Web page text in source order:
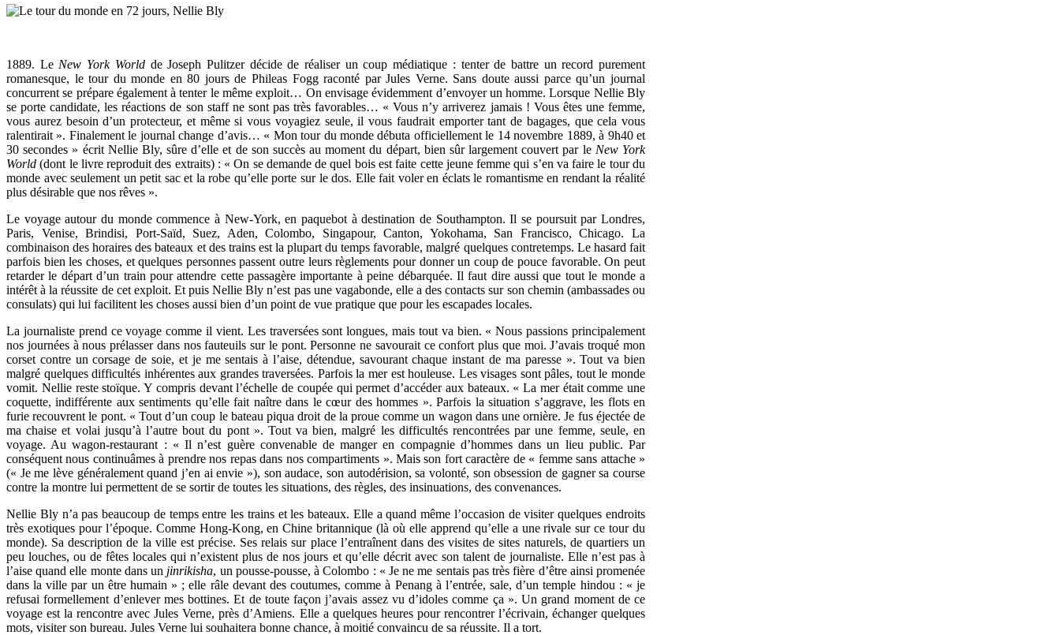
1889. Le New York Worldde Joseph Pulitzer décide de réaliser un coup médiatique : tenter de battre un record purement
romanesque, le tour du monde en 80 jours de Phileas Fogg raconté par Jules Verne. Sans doute aussi parce qu’un journal
concurrent se prépare également à tenter le même exploit… On envisage évidemment d’envoyer un homme. Lorsque Nellie Bly
se porte candidate, les réactions de son staff ne sont pas très favorables… « Vous n’y arriverez jamais ! Vous êtes une femme,
vous aurez besoin d’un protecteur, et même si vous voyagiez seule, il vous faudrait emporter tant de bagages, que cela vous
ralentirait ». Finalement le journal change d’avis… « Mon tour du monde débuta officiellement le 14 novembre 1889, à 9h40 et
30 secondes » écrit Nellie Bly, sûre d’elle et de son succès au moment du départ, bien sûr largement couvert par le New York
World (dont le livre reproduit des extraits) : « On se demande de quel bois est faite cette jeune femme qui s’en va faire le tour du
monde avec seulement un petit sac et la robe qu’elle porte sur le dos. Elle fait voler en éclats le romantisme en rendant la réalité
plus désirable que nos rêves ».
Le voyage autour du monde commence à New-York, en paquebot à destination de Southampton. Il se poursuit par Londres,
Paris, Venise, Brindisi, Port-Saïd, Suez, Aden, Colombo, Singapour, Canton, Yokohama, San Francisco, Chicago. La
combinaison des horaires des bateaux et des trains est la plupart du temps favorable, malgré quelques contretemps. Le hasard fait
parfois bien les choses, et quelques personnes passent outre leurs règlements pour donner un coup de pouce favorable. On peut
retarder le départ d’un train pour attendre cette passagère importante à peine débarquée. Il faut dire aussi que tout le monde a
intérêt à la réussite de cet exploit. Et puis Nellie Bly n’est pas une vagabonde, elle a des contacts sur son chemin (ambassades ou
consulats) qui lui facilitent les choses aussi bien d’un point de vue pratique que pour les escapades locales.
La journaliste prend ce voyage comme il vient. Les traversées sont longues, mais tout va bien. « Nous passions principalement
nos journées à nous prélasser dans nos fauteuils sur le pont. Personne ne savourait ce confort plus que moi. J’avais troqué mon
corset contre un corsage de soie, et je me sentais à l’aise, détendue, savourant chaque instant de ma paresse ». Tout va bien
malgré quelques difficultés inhérentes aux grandes traversées. Parfois la mer est houleuse. Les visages sont pâles, tout le monde
vomit. Nellie reste stoïque. Y compris devant l’échelle de coupée qui permet d’accéder aux bateaux. « La mer était comme une
coquette, indifférente aux sentiments qu’elle fait naître dans le cœur des hommes ». Parfois la situation s’aggrave, les flots en
furie recouvrent le pont. « Tout d’un coup le bateau piqua droit de la proue comme un wagon dans une ornière. Je fus éjectée de
ma chaise et volai jusqu’à l’autre bout du pont ». Tout va bien, malgré les difficultés rencontrées par une femme, seule, en
voyage. Au wagon-restaurant : « Il n’est guère convenable de manger en compagnie d’hommes dans un lieu public. Par
conséquent nous continuâmes à prendre nos repas dans nos compartiments ». Mais son fort caractère de « femme sans attache »
(« Je me lève généralement quand j’en ai envie »), son audace, son autodérision, sa volonté, son obsession de gagner sa course
contre la montre lui permettent de se sortir de toutes les situations, des règles, des insinuations, des convenances.
Nellie Bly n’a pas beaucoup de temps entre les trains et les bateaux. Elle a quand même l’occasion de visiter quelques endroits
très exotiques pour l’époque. Comme Hong-Kong, en Chine britannique (là où elle apprend qu’elle a une rivale sur ce tour du
monde). Sa description de la ville est précise. Ses relais sur place l’entraînent dans des visites de sites naturels, de quartiers un
peu louches, ou de fêtes locales qui n’existent plus de nos jours et qu’elle décrit avec son talent de journaliste. Elle n’est pas à
l’aise quand elle monte dans un jinrikisha, un pousse-pousse, à Colombo : « Je ne me sentais pas très fière d’être ainsi promenée
dans la ville par un être humain » ; elle râle devant des coutumes, comme à Penang à l’entrée, sale, d’un temple hindou : « je
refusai formellement d’enlever mes bottines. Et de toute façon j’avais assez vu d’idoles comme ça ». Un grand moment de ce
voyage est la rencontre avec Jules Verne, près d’Amiens. Elle a quelques heures pour rencontrer l’écrivain, échanger quelques
mots, visiter son bureau. Jules Verne lui souhaitera bonne chance, à moitié convaincu de sa réussite. Il a tort.